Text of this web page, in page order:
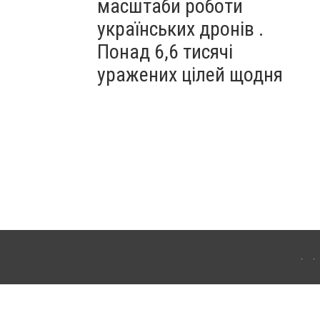
масштаби роботи
українських дронів .
Понад 6,6 тисячі
уражених цілей щодня